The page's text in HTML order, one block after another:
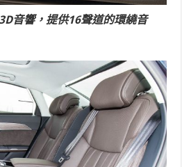
音響，提供16聲道的環繞音